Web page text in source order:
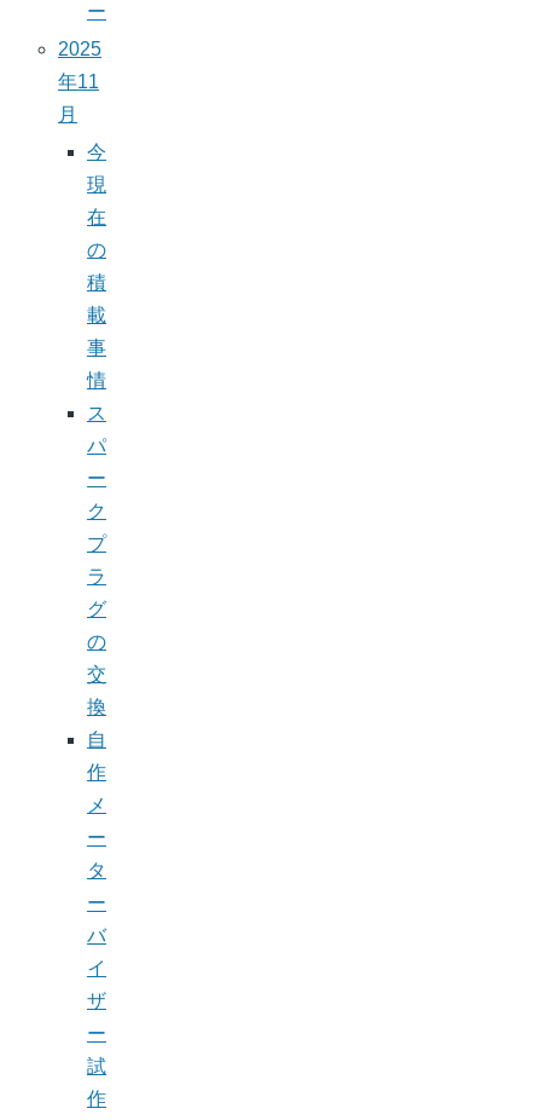
ー
2025
年11
月
今
現
在
の
積
載
事
情
ス
パ
ー
ク
プ
ラ
グ
の
交
換
自
作
メ
ー
タ
ー
バ
イ
ザ
ー
試
作